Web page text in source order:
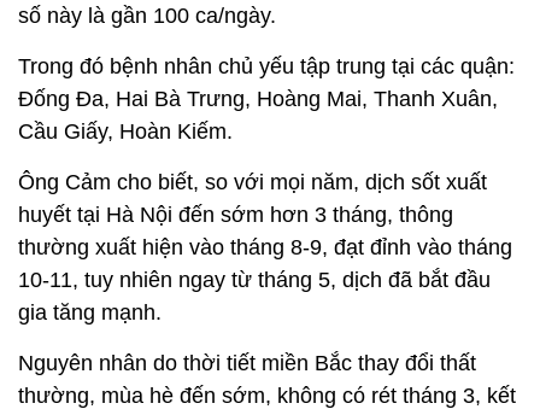
số này là gần 100 ca/ngày.
Trong đó bệnh nhân chủ yếu tập trung tại các quận:
Đống Đa, Hai Bà Trưng, Hoàng Mai, Thanh Xuân,
Cầu Giấy, Hoàn Kiếm.
Ông Cảm cho biết, so với mọi năm, dịch sốt xuất
huyết tại Hà Nội đến sớm hơn 3 tháng, thông
thường xuất hiện vào tháng 8-9, đạt đỉnh vào tháng
10-11, tuy nhiên ngay từ tháng 5, dịch đã bắt đầu
gia tăng mạnh.
Nguyên nhân do thời tiết miền Bắc thay đổi thất
thường, mùa hè đến sớm, không có rét tháng 3, kết